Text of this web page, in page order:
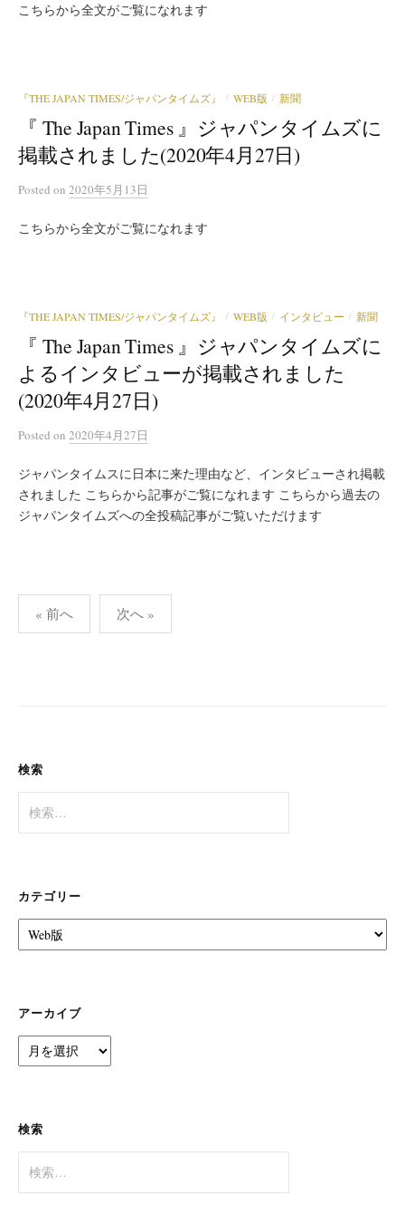
こちらから全文がご覧になれます
『THE JAPAN TIMES/ジャパンタイムズ』 / WEB版 / 新聞
『 The Japan Times 』ジャパンタイムズに
掲載されました(2020年4月27日)
Posted on 2020年5月13日
こちらから全文がご覧になれます
『THE JAPAN TIMES/ジャパンタイムズ』 / WEB版 / インタビュー / 新聞
『 The Japan Times 』ジャパンタイムズに
よるインタビューが掲載されました
(2020年4月27日)
Posted on 2020年4月27日
ジャパンタイムスに日本に来た理由など、インタビューされ掲載
されました こちらから記事がご覧になれます こちらから過去の
ジャパンタイムズへの全投稿記事がご覧いただけます
稿
送
り
« 前へ 次へ »
検索
索:
カテゴリー
カ
テ
ー
アーカイブ
ー
ブ
検索
索: